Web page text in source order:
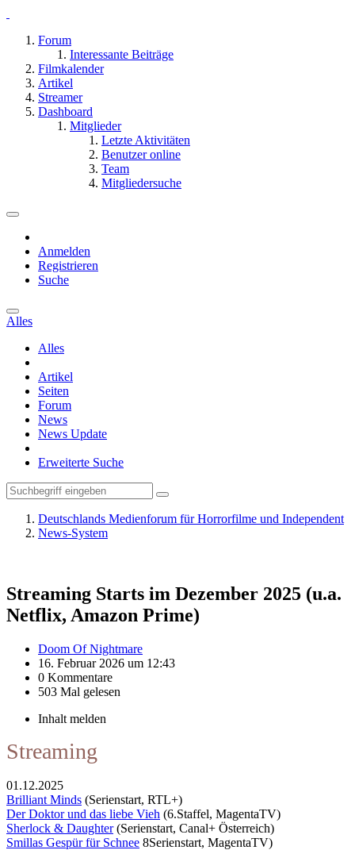
Forum
Interessante Beiträge
Filmkalender
Artikel
Streamer
Dashboard
Mitglieder
Letzte Aktivitäten
Benutzer online
Team
Mitgliedersuche
Anmelden
Registrieren
Suche
Alles
Alles
Artikel
Seiten
Forum
News
News Update
Erweiterte Suche
Deutschlands Medienforum für Horrorfilme und Independent
News-System
Streaming Starts im Dezember 2025 (u.a.
Netflix, Amazon Prime)
Doom Of Nightmare
16. Februar 2026 um 12:43
0 Kommentare
503 Mal gelesen
Inhalt melden
Streaming
01.12.2025
Brilliant Minds (Serienstart, RTL+)
Der Doktor und das liebe Vieh (6.Staffel, MagentaTV)
Sherlock & Daughter(Serienstart, Canal+ Österreich)
Smillas Gespür für Schnee 8Serienstart, MagentaTV)